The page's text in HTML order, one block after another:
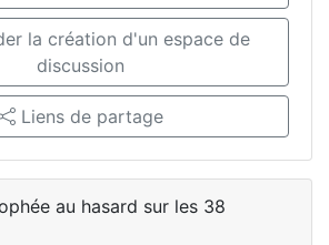
la création d'un espace de
discussion
Liens de partage
au hasard sur les 38